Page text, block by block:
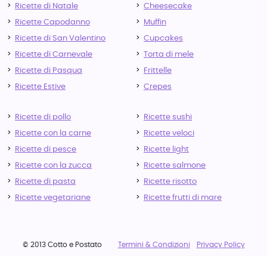
Ricette di Natale
Ricette Capodanno
Ricette di San Valentino
Ricette di Carnevale
Ricette di Pasqua
Ricette Estive
Cheesecake
Muffin
Cupcakes
Torta di mele
Frittelle
Crepes
Ricette di pollo
Ricette con la carne
Ricette di pesce
Ricette con la zucca
Ricette di pasta
Ricette vegetariane
Ricette sushi
Ricette veloci
Ricette light
Ricette salmone
Ricette risotto
Ricette frutti di mare
© 2013 Cotto e Postato Termini & Condizioni Privacy Policy